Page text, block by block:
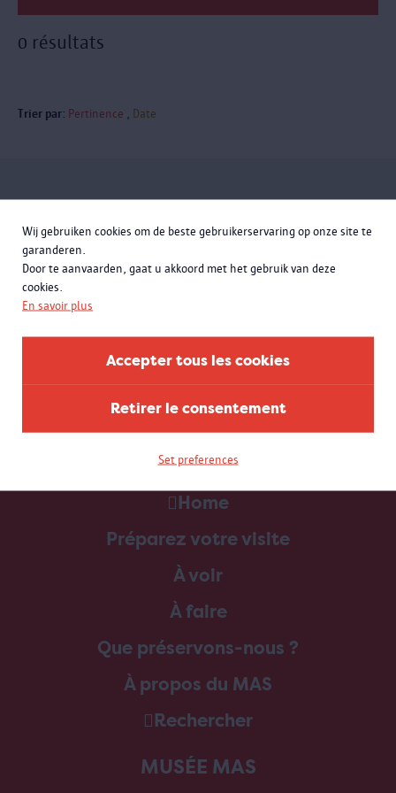
Wij gebruiken cookies om de beste gebruikerservaring op onze site te
garanderen.
Door te aanvaarden, gaat u akkoord met het gebruik van deze
cookies.
En savoir plus
Accepter tous les cookies
Retirer le consentement
Set preferences
0 résultats
Trier par: Pertinence Date
Home
Préparez votre visite
À voir
À faire
Que préservons-nous ?
À propos du MAS
Rechercher
MUSÉE MAS